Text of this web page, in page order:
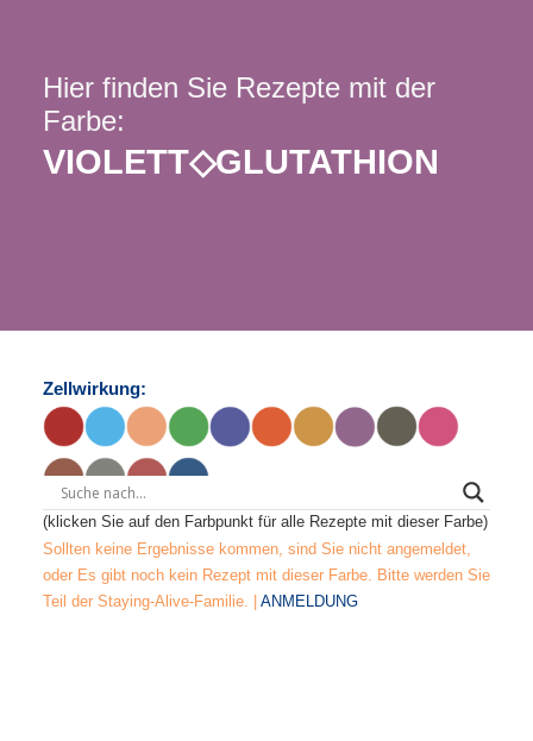
Hier finden Sie Rezepte mit der
Farbe:
VIOLETT◇GLUTATHION
Zellwirkung:
(klicken Sie auf den Farbpunkt für alle Rezepte mit dieser Farbe)
Sollten keine Ergebnisse kommen, sind Sie nicht angemeldet,
oder Es gibt noch kein Rezept mit dieser Farbe. Bitte werden Sie
Teil der Staying-Alive-Familie. | ANMELDUNG